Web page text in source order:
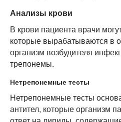
Анализы крови
В крови пациента врачи
которые вырабатываются в
организм возбудителя
трепонемы.
Нетрепонемные тесты
Нетрепонемные тесты
антител, которые организм